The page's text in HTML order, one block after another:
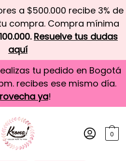
a $500.000 recibe 3% de
compra. Compra mínima
Resuelve tus dudas
aquí
tu pedido en Bogotá
recibes ese mismo día.
ya!
0